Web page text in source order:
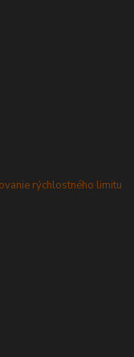
rýchlostného limitu